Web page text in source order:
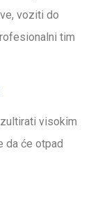
voziti do
tim
visokim
da će otpad